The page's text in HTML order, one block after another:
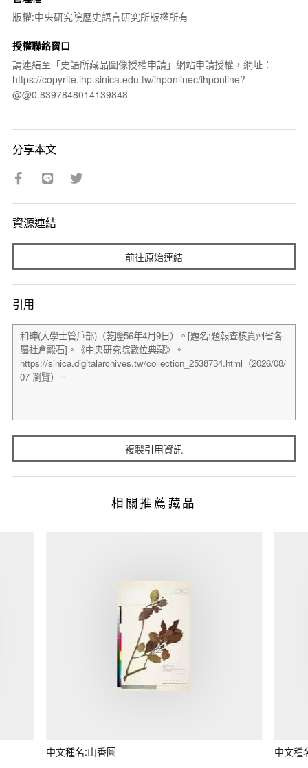
版權:中央研究院歷史語言研究所版權所有
授權聯絡窗口
請連結至「史語所藏品圖像授權申請」網站申請授權，網址：
https://copyrite.ihp.sinica.edu.tw/ihponlinec/ihponline?
@@0.8397848014139848
分享本文
資源連結
前往原始連結
引用
複製引用資訊
相關推薦藏品
中文種名:山香圓 中文種